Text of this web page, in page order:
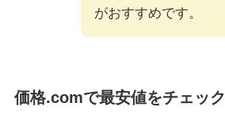
がおすすめです。
価格.comで最安値をチェック